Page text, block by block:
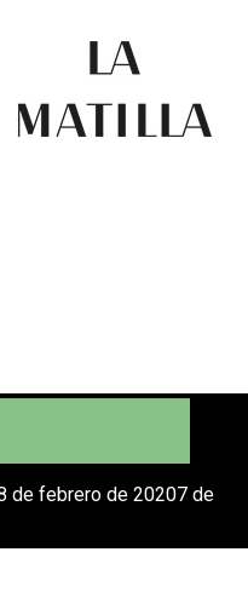
de febrero de 20207 de